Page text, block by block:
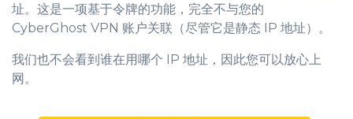
址。这是一项基于令牌的功能，完全不与您的
CyberGhost VPN 账户关联（尽管它是静态 IP 地址）。
我们也不会看到谁在用哪个 IP 地址，因此您可以放心上
网。